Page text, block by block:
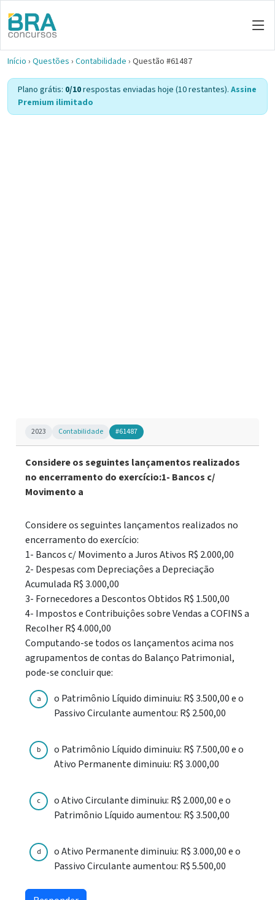
Início › Questões › Contabilidade › Questão #61487
Plano grátis: 0/10respostas enviadas hoje (10 restantes). Assine
Premium ilimitado
2023 Contabilidade #61487
Considere os seguintes lançamentos realizados
no encerramento do exercício:1- Bancos c/
Movimento a
Considere os seguintes lançamentos realizados no
encerramento do exercício:
1- Bancos c/ Movimento a Juros Ativos R$ 2.000,00
2- Despesas com Depreciaçôes a Depreciação
Acumulada R$ 3.000,00
3- Fornecedores a Descontos Obtidos R$ 1.500,00
4- Impostos e Contribuiçôes sobre Vendas a COFINS a
Recolher R$ 4.000,00
Computando-se todos os lançamentos acima nos
agrupamentos de contas do Balanço Patrimonial,
pode-se concluir que:
a
o Patrimônio Líquido diminuiu: R$ 3.500,00 e o
Passivo Circulante aumentou: R$ 2.500,00
b
o Patrimônio Líquido diminuiu: R$ 7.500,00 e o
Ativo Permanente diminuiu: R$ 3.000,00
c
o Ativo Circulante diminuiu: R$ 2.000,00 e o
Patrimônio Líquido aumentou: R$ 3.500,00
d
o Ativo Permanente diminuiu: R$ 3.000,00 e o
Passivo Circulante aumentou: R$ 5.500,00